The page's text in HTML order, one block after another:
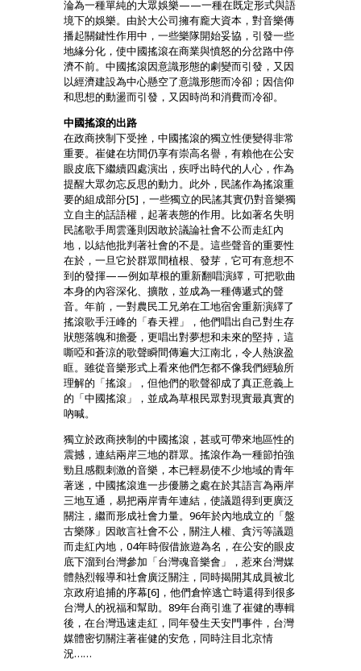
淪為一種單純的大眾娛樂——一種在既定形式與語
境下的娛樂。由於大公司擁有龐大資本，對音樂傳
播起關鍵性作用中，一些樂隊開始妥協，引發一些
地緣分化，使中國搖滾在商業與憤怒的分岔路中停
濟不前。中國搖滾因意識形態的劇變而引發，又因
以經濟建設為中心懸空了意識形態而冷卻；因信仰
和思想的動盪而引發，又因時尚和消費而冷卻。
中國搖滾的出路
在政商挾制下受挫，中國搖滾的獨立性便變得非常
重要。崔健在坊間仍享有崇高名譽，有賴他在公安
眼皮底下繼續四處演出，疾呼出時代的人心，作為
提醒大眾勿忘反思的動力。此外，民謠作為搖滾重
要的組成部分[5]，一些獨立的民謠其實仍對音樂獨
立自主的話語權，起著表態的作用。比如著名失明
民謠歌手周雲蓬則因敢於議論社會不公而走紅內
地，以結他批判著社會的不是。這些聲音的重要性
在於，一旦它於群眾間植根、發芽，它可有意想不
到的發揮——例如草根的重新翻唱演繹，可把歌曲
本身的內容深化、擴散，並成為一種傳遞式的聲
音。年前，一對農民工兄弟在工地宿舍重新演繹了
搖滾歌手汪峰的「春天裡」，他們唱出自己對生存
狀態落魄和擔憂，更唱出對夢想和未來的堅持，這
嘶啞和蒼涼的歌聲瞬間傳遍大江南北，令人熱淚盈
眶。雖從音樂形式上看來他們怎都不像我們經驗所
理解的「搖滾」，但他們的歌聲卻成了真正意義上
的「中國搖滾」，並成為草根民眾對現實最真實的
吶喊。
獨立於政商挾制的中國搖滾，甚或可帶來地區性的
震撼，連結兩岸三地的群眾。搖滾作為一種節拍強
勁且感觀刺激的音樂，本已輕易使不少地域的青年
著迷，中國搖滾進一步優勝之處在於其語言為兩岸
三地互通，易把兩岸青年連結，使議題得到更廣泛
關注，繼而形成社會力量。96年於內地成立的「盤
古樂隊」因敢言社會不公，關注人權、貪污等議題
而走紅內地，04年時假借旅遊為名，在公安的眼皮
底下溜到台灣參加「台灣魂音樂會」，惹來台灣媒
體熱烈報導和社會廣泛關注，同時揭開其成員被北
京政府追捕的序幕[6]，他們倉悴逃亡時還得到很多
台灣人的祝福和幫助。89年台商引進了崔健的專輯
後，在台灣迅速走紅，同年發生天安門事件，台灣
媒體密切關注著崔健的安危，同時注目北京情
況……